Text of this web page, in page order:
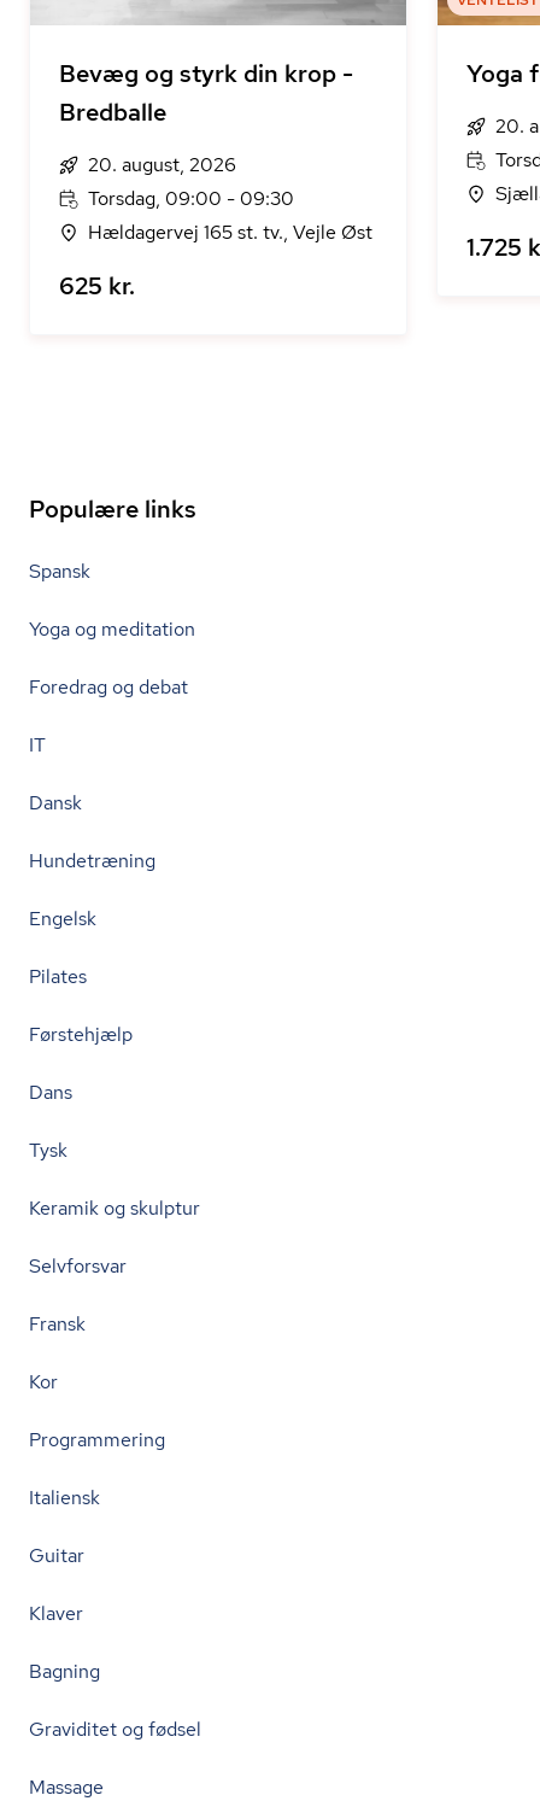
Bevæg og styrk din krop -
Bredballe
20. august, 2026
Torsdag, 09:00 - 09:30
Hældagervej 165 st. tv., Vejle Øst
625 kr.
Yoga
20.
1.725
Populære links
Spansk
Yoga og meditation
Foredrag og debat
IT
Dansk
Hundetræning
Engelsk
Pilates
Førstehjælp
Dans
Tysk
Keramik og skulptur
Selvforsvar
Fransk
Kor
Programmering
Italiensk
Guitar
Klaver
Bagning
Graviditet og fødsel
Massage